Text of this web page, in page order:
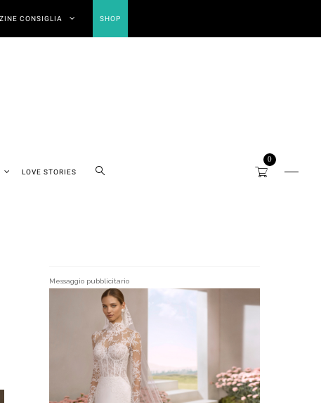
CONSIGLIA SHOP
LOVE STORIES
0
Messaggio pubblicitario